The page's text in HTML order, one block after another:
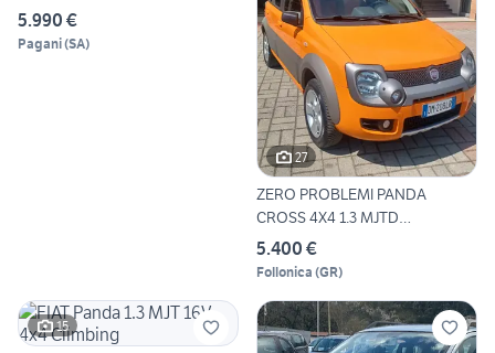
5.990 €
Pagani(SA)
27
ZERO PROBLEMI PANDA
CROSS 4X4 1.3 MJTD
INDISTRUTTI
5.400 €
Follonica (GR)
15